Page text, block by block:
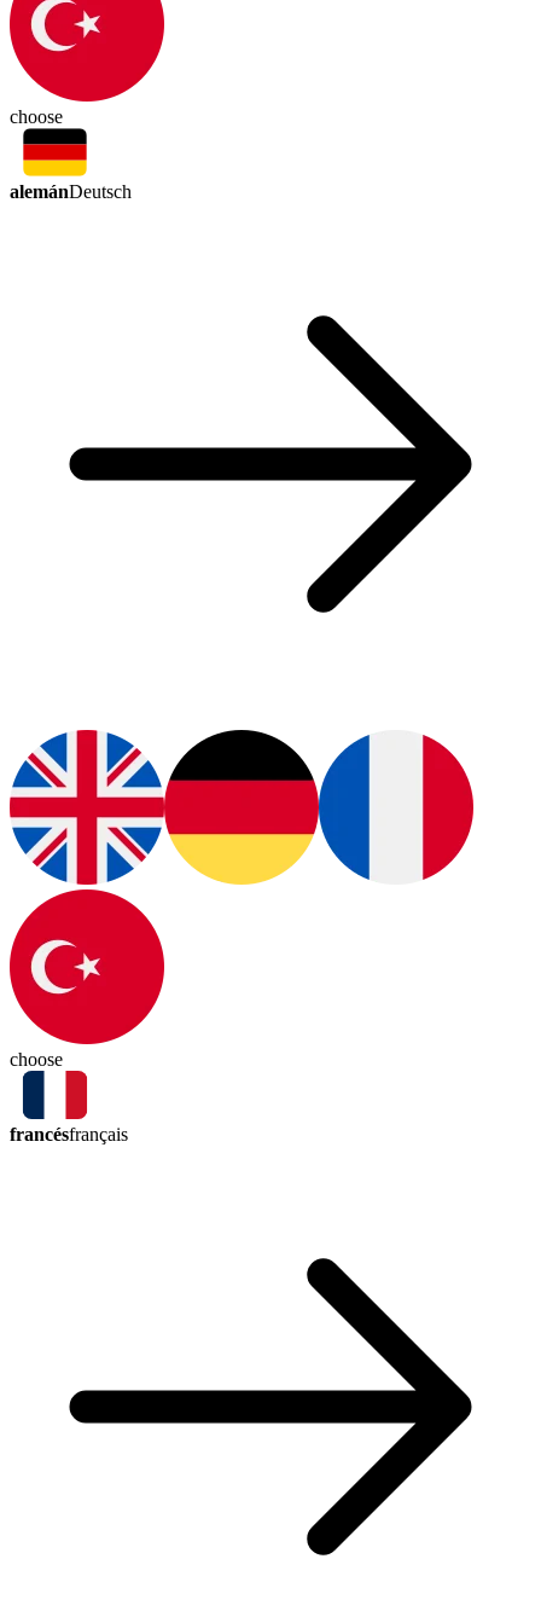
choose
alemánDeutsch
choose
francésfrançais